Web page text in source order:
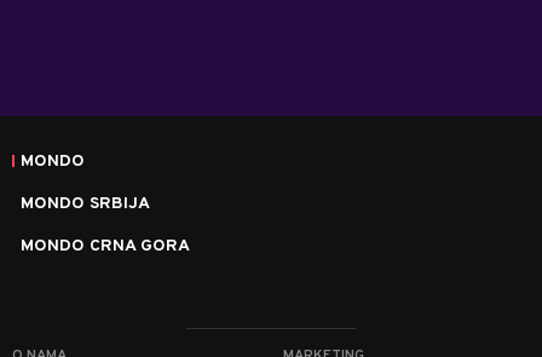
MONDO
MONDO SRBIJA
MONDO CRNA GORA